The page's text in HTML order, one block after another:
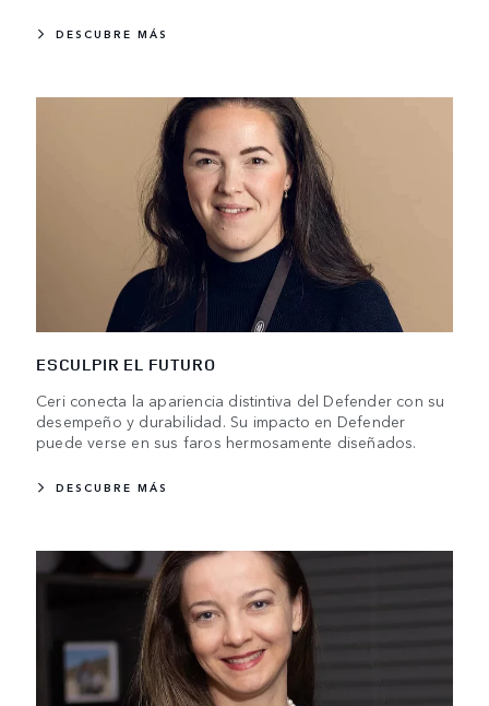
DESCUBRE MÁS
ESCULPIR EL FUTURO
Ceri conecta la apariencia distintiva del Defender con su
desempeño y durabilidad. Su impacto en Defender
puede verse en sus faros hermosamente diseñados.
DESCUBRE MÁS